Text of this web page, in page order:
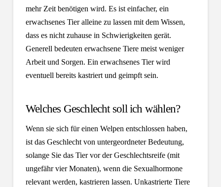
mehr Zeit benötigen wird. Es ist einfacher, ein
erwachsenes Tier alleine zu lassen mit dem Wissen,
dass es nicht zuhause in Schwierigkeiten gerät.
Generell bedeuten erwachsene Tiere meist weniger
Arbeit und Sorgen. Ein erwachsenes Tier wird
eventuell bereits kastriert und geimpft sein.
Welches Geschlecht soll ich wählen?
Wenn sie sich für einen Welpen entschlossen haben,
ist das Geschlecht von untergeordneter Bedeutung,
solange Sie das Tier vor der Geschlechtsreife (mit
ungefähr vier Monaten), wenn die Sexualhormone
relevant werden, kastrieren lassen. Unkastrierte Tiere